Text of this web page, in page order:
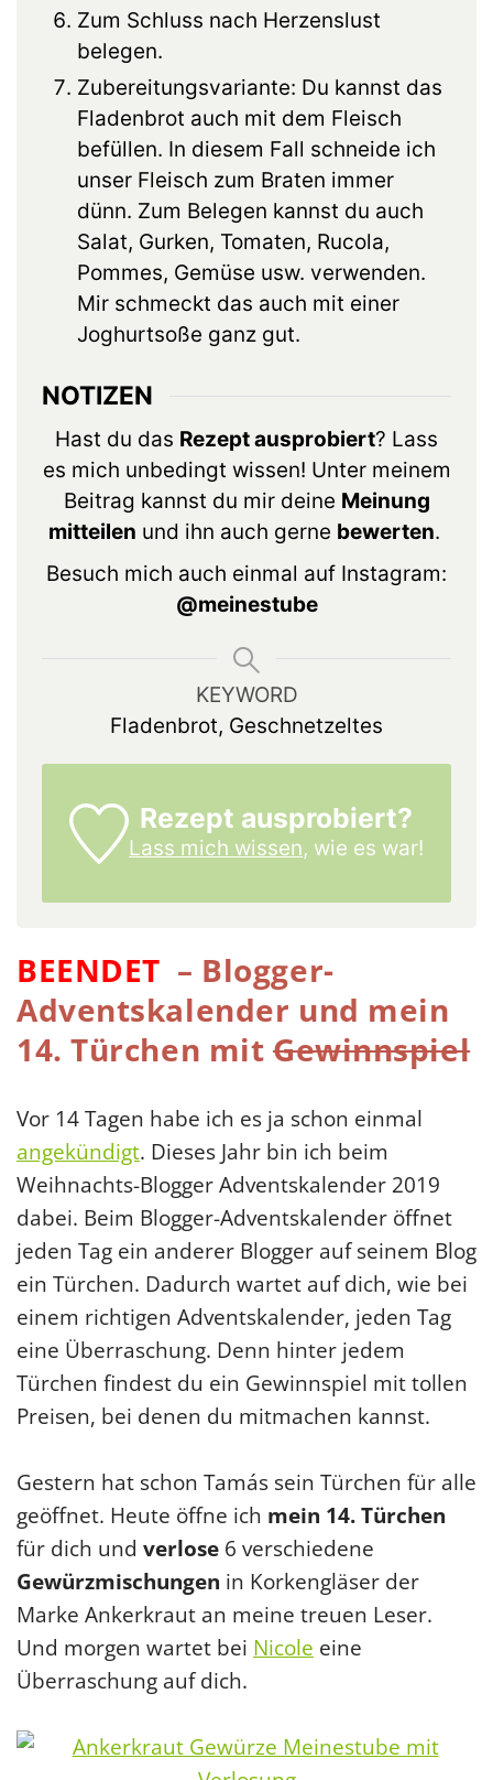
Zum Schluss nach Herzenslust
belegen.
Zubereitungsvariante: Du kannst das
Fladenbrot auch mit dem Fleisch
befüllen. In diesem Fall schneide ich
unser Fleisch zum Braten immer
dünn. Zum Belegen kannst du auch
Salat, Gurken, Tomaten, Rucola,
Pommes, Gemüse usw. verwenden.
Mir schmeckt das auch mit einer
Joghurtsoße ganz gut.
NOTIZEN
Hast du das Rezept ausprobiert? Lass
es mich unbedingt wissen! Unter meinem
Beitrag kannst du mir deine Meinung
mitteilen und ihn auch gerne bewerten.
Besuch mich auch einmal auf Instagram:
@meinestube
KEYWORD
Fladenbrot, Geschnetzeltes
Rezept ausprobiert?
Lass mich wissen, wie es war!
BEENDET – Blogger-
Adventskalender und mein
14. Türchen mit Gewinnspiel
Vor 14 Tagen habe ich es ja schon einmal
angekündigt. Dieses Jahr bin ich beim
Weihnachts-Blogger Adventskalender 2019
dabei. Beim Blogger-Adventskalender öffnet
jeden Tag ein anderer Blogger auf seinem Blog
ein Türchen. Dadurch wartet auf dich, wie bei
einem richtigen Adventskalender, jeden Tag
eine Überraschung. Denn hinter jedem
Türchen findest du ein Gewinnspiel mit tollen
Preisen, bei denen du mitmachen kannst.
Gestern hat schon Tamás sein Türchen für alle
geöffnet. Heute öffne ich mein 14. Türchen
für dich und verlose 6 verschiedene
Gewürzmischungen in Korkengläser der
Marke Ankerkraut an meine treuen Leser.
Und morgen wartet bei Nicole eine
Überraschung auf dich.